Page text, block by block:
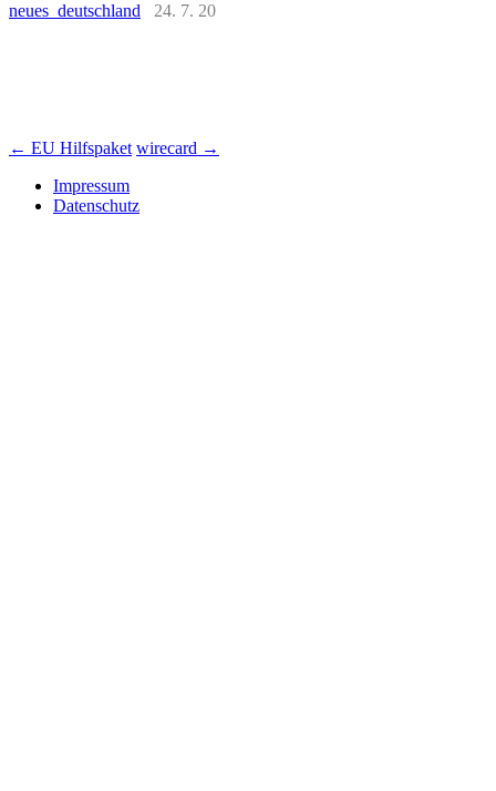
neues deutschland 24. 7. 20
Beitrags-
Navigation
← EU Hilfspaket wirecard →
Impressum
Datenschutz